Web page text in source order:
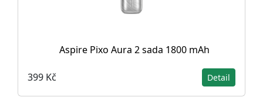
Aspire Pixo Aura 2 sada 1800 mAh
399 Kč Detail